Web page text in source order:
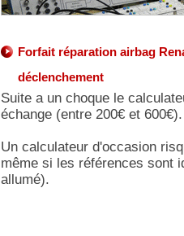
Forfait réparation airbag
déclenchement
Suite a un choque le
échange (entre 200€ et 600€).
Un calculateur d'occasion
même si les références sont
allumé).